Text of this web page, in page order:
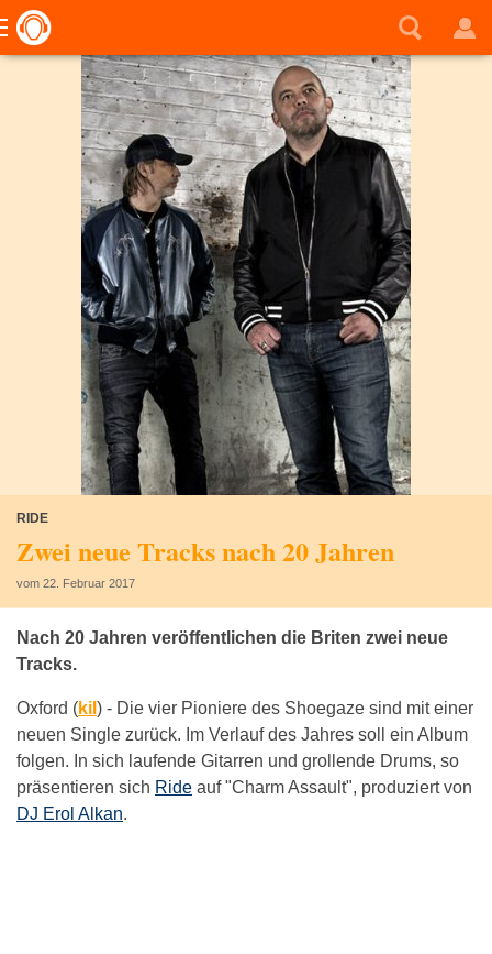
RIDE
Zwei neue Tracks nach 20 Jahren
vom 22. Februar 2017
Nach 20 Jahren veröffentlichen die Briten zwei neue
Tracks.
Oxford (kil ) - Die vier Pioniere des Shoegaze sind mit einer
neuen Single zurück. Im Verlauf des Jahres soll ein Album
folgen. In sich laufende Gitarren und grollende Drums, so
präsentieren sich Ride auf "Charm Assault", produziert von
DJ Erol Alkan.